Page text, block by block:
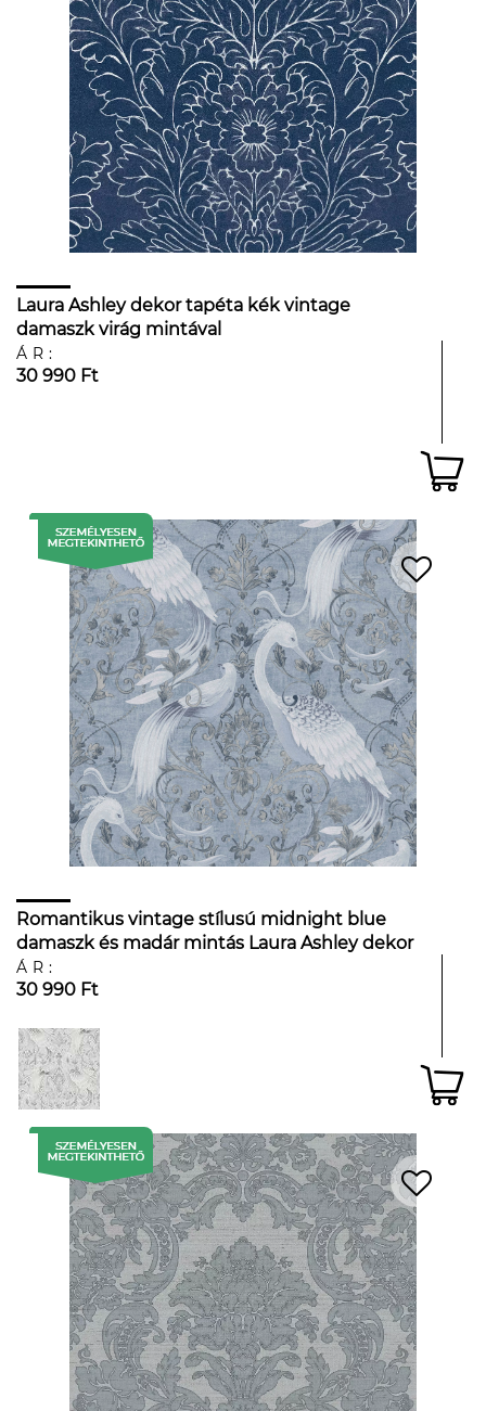
Laura Ashley dekor tapéta kék vintage
damaszk virág mintával
ÁR:
30 990 Ft
Romantikus vintage stílusú midnight blue
damaszk és madár mintás Laura Ashley dekor
tapéta
ÁR:
30 990 Ft